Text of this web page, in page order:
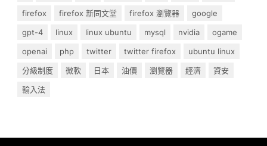
firefox
firefox 新同文堂 firefox 瀏覽器
google
gpt-4
linux linux ubuntu mysql nvidia
ogame
openai
php twitter twitter firefox
ubuntu linux
分級制度
微軟 日本 油價 瀏覽器 經濟
資安
輸入法